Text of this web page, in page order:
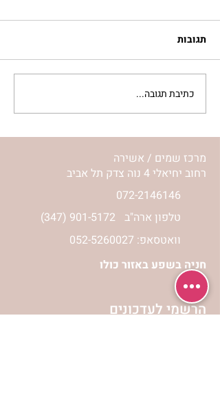
סלט מצליבים | ג’סיקה
הלפרין
תגובות
כתיבת תגובה...
מרכז שמים / אשירה
רחוב יחיאלי 4 נוה צדק תל אביב
072-2146146
(347) 901-5172 טלפון ארה"ב
וואטסאפ: 052-5260027
חניה בשפע באזור כולו
הרשמי לעדכונים